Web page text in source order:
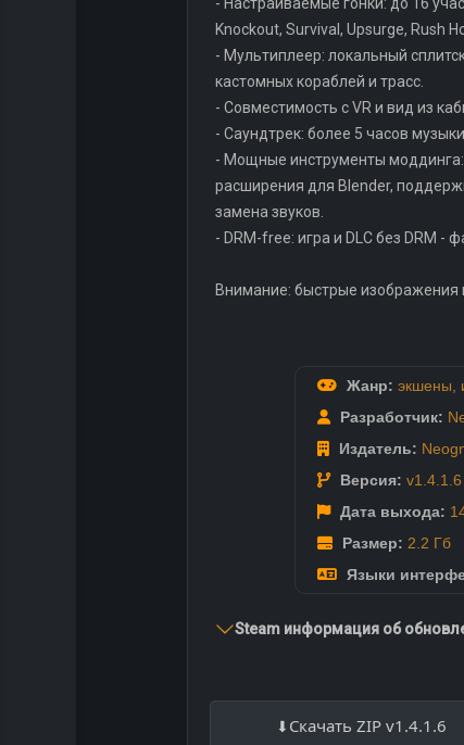
- Настраиваемые гонки: до 16
Knockout, Survival, Upsurge, Rush
- Мультиплеер: локальный
кастомных кораблей и трасс.
- Совместимость с VR и вид из
- Саундтрек: более 5 часов
- Мощные инструменты моддинга:
расширения для Blender,
замена звуков.
- DRM-free: игра и DLC без DRM -
Внимание: быстрые изображения
Жанр: экшены,
Разработчик:
Издатель:
Версия: v1.4.1.6
Дата выхода:
Размер: 2.2 Гб
Языки
Steam информация об
Скачать ZIP v1.4.1.6